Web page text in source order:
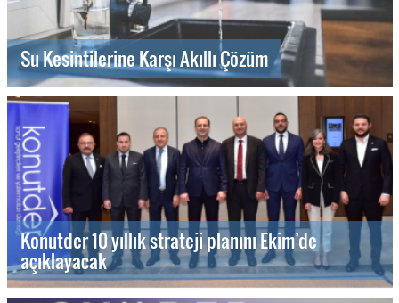
Su Kesintilerine Karşı Akıllı Çözüm
Konutder 10 yıllık strateji planını Ekim’de
açıklayacak